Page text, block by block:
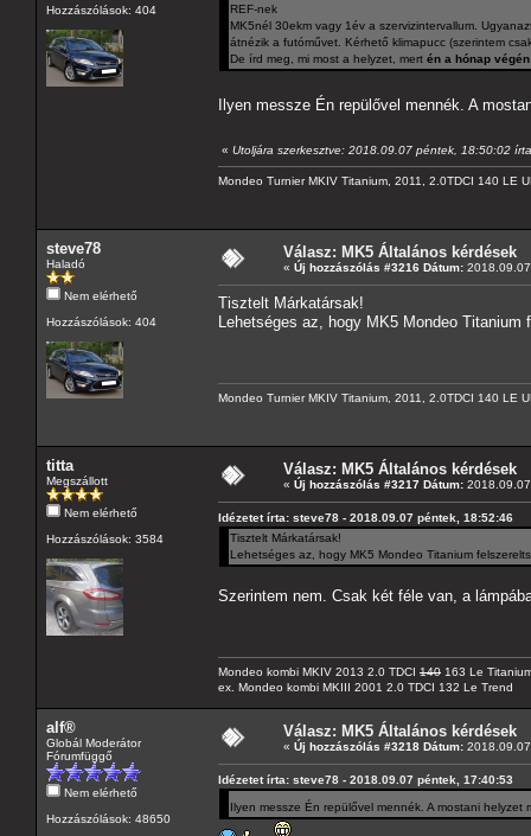
Hozzászólások: 404
REF-nek
MK5nél 30ekm vagy 1év a szervizintervallum.
átnézik a futóművet. Kérhető klimapucc (szerintem
De írd meg, mi most a helyzet, mert én a hónap
Ilyen messze Én repülővel mennék. A
« Utoljára szerkesztve: 2018.09.07 péntek, 18:50:02
Mondeo Turnier MKIV Titanium, 2011, 2.0TDCI 140 LE
steve78
Haladó
Nem elérhető
Hozzászólások: 404
Válasz: MK5 Általános kérdések
« Új hozzászólás #3216 Dátum:
Tisztelt Márkatársak!
Lehetséges az, hogy MK5 Mondeo
Mondeo Turnier MKIV Titanium, 2011, 2.0TDCI 140 LE
titta
Megszállott
Nem elérhető
Hozzászólások: 3584
Válasz: MK5 Általános kérdések
« Új hozzászólás #3217 Dátum:
Idézetet írta: steve78 - 2018.09.07 péntek, 18:52:46
Tisztelt Márkatársak!
Lehetséges az, hogy MK5 Mondeo Titanium
Szerintem nem. Csak két féle van, a
Mondeo kombi MKIV 2013 2.0 TDCI 140 163 Le
ex. Mondeo kombi MKIII 2001 2.0 TDCI 132 Le Trend
alf®
Globál Moderátor
Fórumfüggő
Nem elérhető
Hozzászólások: 48650
Válasz: MK5 Általános kérdések
« Új hozzászólás #3218 Dátum:
Idézetet írta: steve78 - 2018.09.07 péntek, 17:40:53
Ilyen messze Én repülővel mennék. A mostani